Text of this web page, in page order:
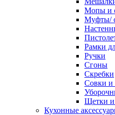
Мопы и
Муфты/
Рамки
Ручки
Сгоны
Скребки
Совки и
Щетки
Кухонные